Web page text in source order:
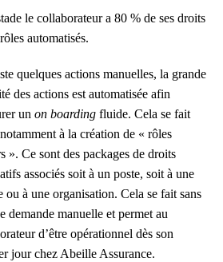
le collaborateur a 80 % de ses droits
automatisés.
quelques actions manuelles, la grande
des actions est automatisée afin
un on boarding fluide. Cela se fait
à la création de « rôles
». Ce sont des packages de droits
associés soit à un poste, soit à une
ou à une organisation. Cela se fait sans
demande manuelle et permet au
d’être opérationnel dès son
jour chez Abeille Assurance.